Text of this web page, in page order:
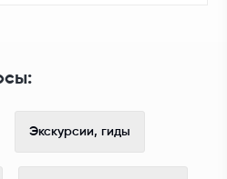
Экскурсии, гиды